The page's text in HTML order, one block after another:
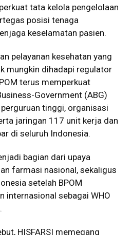
tata kelola pengelolaan
posisi tenaga
keselamatan pasien.
pelayanan kesehatan yang
mungkin dihadapi regulator
terus memperkuat
Government (ABG)
tinggi, organisasi
jaringan 117 unit kerja dan
di seluruh Indonesia.
bagian dari upaya
farmasi nasional, sekaligus
setelah BPOM
internasional sebagai WHO
HISFARSI memegang